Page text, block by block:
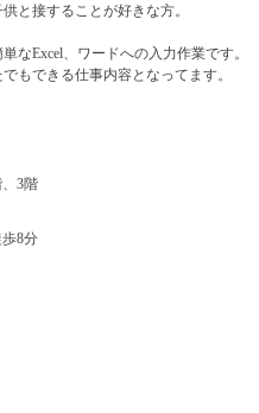
と接することが好きな方。
なExcel、ワードへの入力作業です。
もできる仕事内容となってます。
3階
8分